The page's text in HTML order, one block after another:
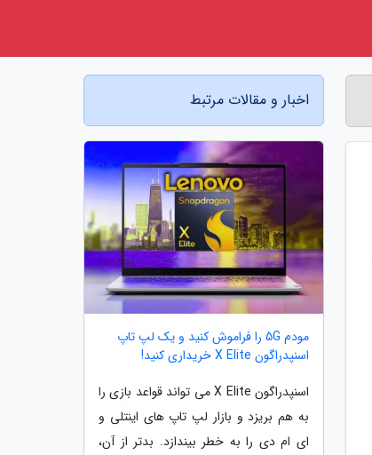
اخبار و مقالات مرتبط
مودم 5G را فراموش کنید و یک لپ تاپ
اسنپدراگون X Elite خریداری کنید!
اسنپدراگون X Elite می تواند قواعد بازی را
به هم بریزد و بازار لپ تاپ های اینتلی و
ای ام دی را به خطر بیندازد. بدتر از آن،